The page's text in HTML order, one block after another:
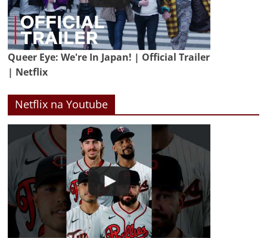
Queer Eye: We're In Japan! | Official Trailer
| Netflix
Netflix na Youtube